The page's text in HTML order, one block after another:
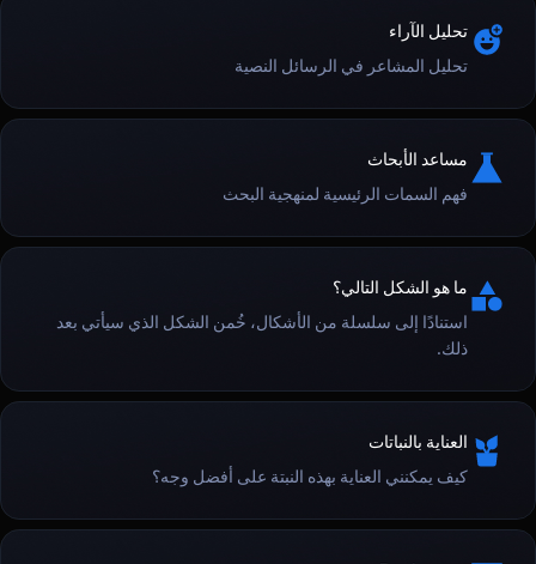
تحليل الآراء
تحليل المشاعر في الرسائل النصية
مساعد الأبحاث
فهم السمات الرئيسية لمنهجية البحث
ما هو الشكل التالي؟
استنادًا إلى سلسلة من الأشكال، خُمن الشكل الذي سيأتي بعد
ذلك.
العناية بالنباتات
كيف يمكنني العناية بهذه النبتة على أفضل وجه؟